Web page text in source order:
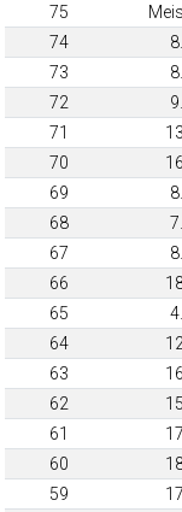
75
74
73
72
71
70
69
68
67
66
65
64
63
62
61
60
59